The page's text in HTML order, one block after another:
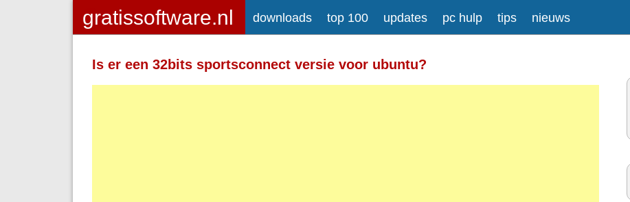
downloads top 100 updates pc hulp tips nieuws
Is er een 32bits sportsconnect versie voor ubuntu?
Meer informatie over tekstopmaak
Toegelaten HTML-tags: <a> <em>
<strong> <br> <br /> <i> <b> <p>